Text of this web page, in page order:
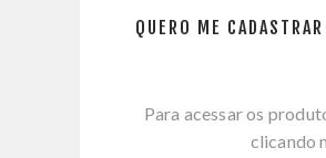
QUERO ME CADASTRAR
Para acessar os
clicando